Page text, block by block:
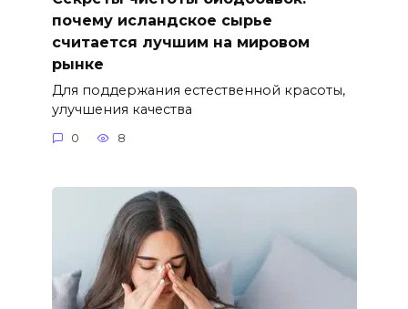
почему исландское сырье
считается лучшим на мировом
рынке
Для поддержания естественной красоты,
улучшения качества
0 8